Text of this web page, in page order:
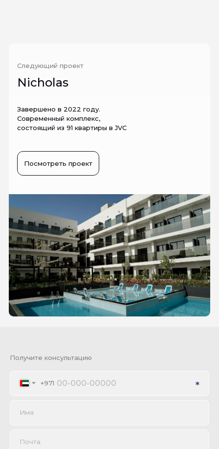
Следующий проект
Nicholas
Завершено в 2022 году.
Современный комплекс,
состоящий из 91 квартиры в JVC
Посмотреть проект
+971
Имя
Почта
Получите консультацию